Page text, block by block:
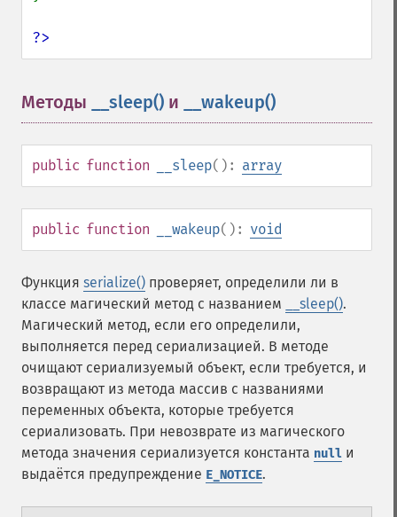
?>
Методы __sleep() и __wakeup()
public function __sleep(): array
public function __wakeup(): void
Функция serialize() проверяет, определили ли в
классе магический метод с названием
__sleep().
Магический метод, если его определили,
выполняется перед сериализацией. В методе
очищают сериализуемый объект, если требуется, и
возвращают из метода массив с названиями
переменных объекта, которые требуется
сериализовать. При невозврате из магического
метода значения сериализуется константа null и
выдаётся предупреждение E_NOTICE.